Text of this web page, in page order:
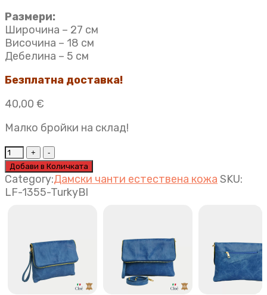
Размери:
Широчина – 27 см
Височина – 18 см
Дебелина – 5 см
Безплатна доставка!
40,00 €
Малко бройки на склад!
Дамска
чанта
Silia
синьо
Добави в Количката
Category:Дамски чанти естествена кожа SKU:
LF-1355-TurkyBl